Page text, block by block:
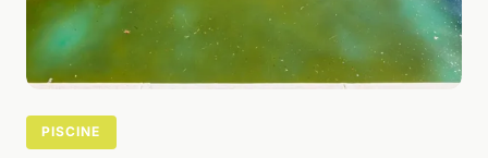
PISCINE